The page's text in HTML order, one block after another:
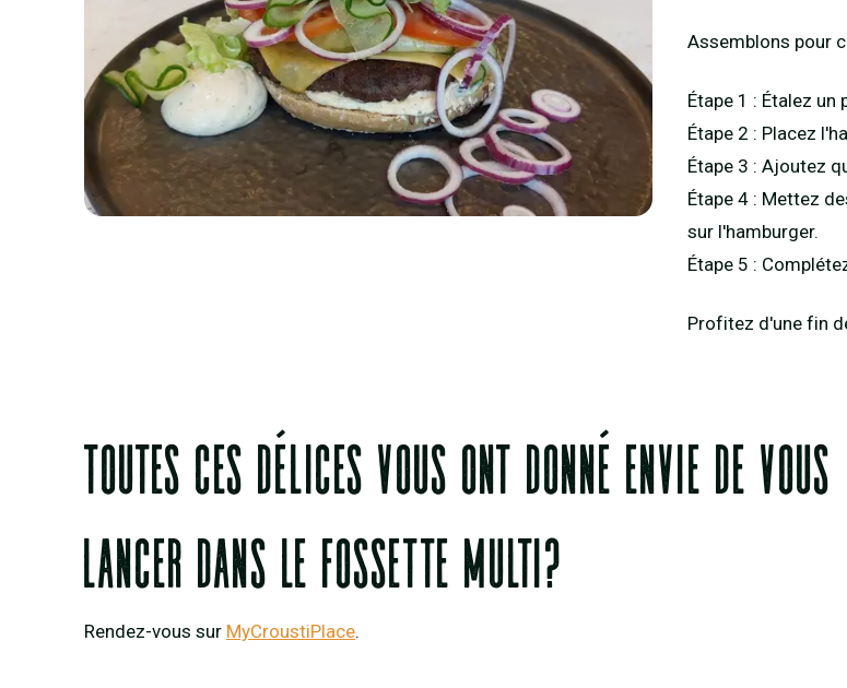
Assemblons pour
Étape 1 : Étalez
Étape 2 : Placez
Étape 3 : Ajoutez
Étape 4 : Mettez
sur l'hamburger.
Étape 5 :
Profitez d'une fin
Toutes ces délices vous ont donné envie de vous
lancer dans le fossette multi?
Rendez-vous sur MyCroustiPlace.